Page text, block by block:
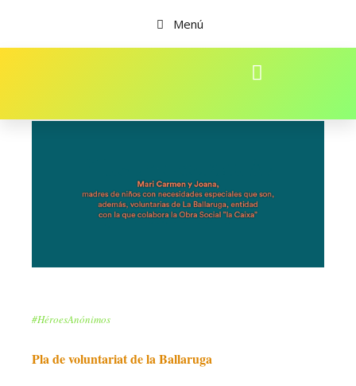
Menú
#HéroesAnónimos
Pla de voluntariat de la Ballaruga